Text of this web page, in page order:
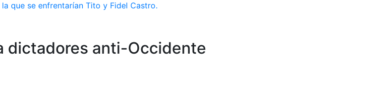
que se enfrentarían Tito y Fidel Castro.
dictadores anti-Occidente